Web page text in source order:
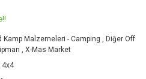
Kamp Malzemeleri - Camping ,Diğer Off
,X-Mas Market
4x4